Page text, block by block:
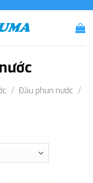
/ Đầu phun nước /